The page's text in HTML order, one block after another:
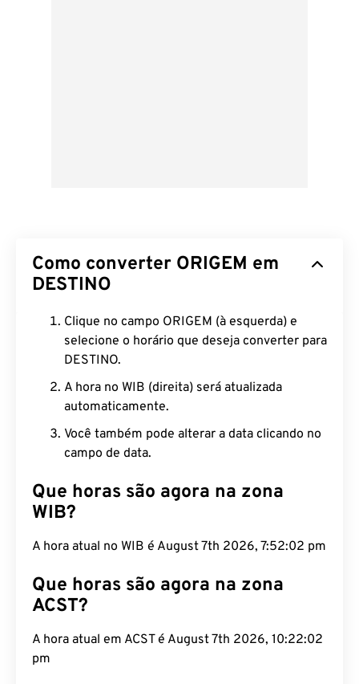
Como converter ORIGEM em
DESTINO
Clique no campo ORIGEM (à esquerda) e
selecione o horário que deseja converter para
DESTINO.
A hora no WIB (direita) será atualizada
automaticamente.
Você também pode alterar a data clicando no
campo de data.
Que horas são agora na zona
WIB?
A hora atual no WIB é August 7th 2026, 7:52:03 pm
Que horas são agora na zona
ACST?
A hora atual em ACST é August 7th 2026, 10:22:03
pm